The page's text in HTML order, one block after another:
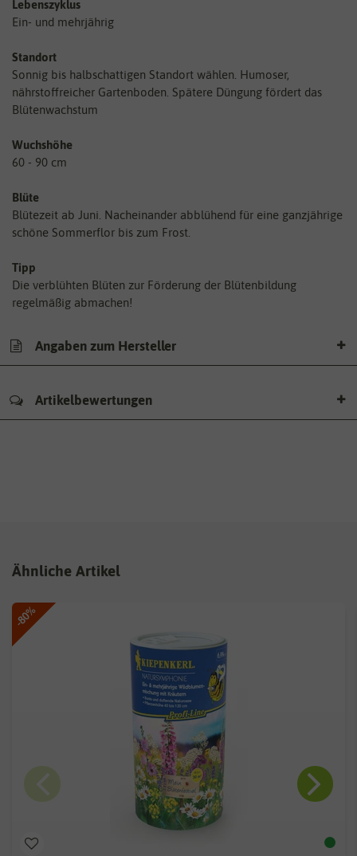
Lebenszyklus
Ein- und mehrjährig
Standort
Sonnig bis halbschattigen Standort wählen. Humoser,
nährstoffreicher Gartenboden. Spätere Düngung fördert das
Blütenwachstum
Wuchshöhe
60 - 90 cm
Blüte
Blütezeit ab Juni. Nacheinander abblühend für eine ganzjährige
schöne Sommerflor bis zum Frost.
Tipp
Die verblühten Blüten zur Förderung der Blütenbildung
regelmäßig abmachen!
Angaben zum Hersteller
Artikelbewertungen
Ähnliche Artikel
-80%